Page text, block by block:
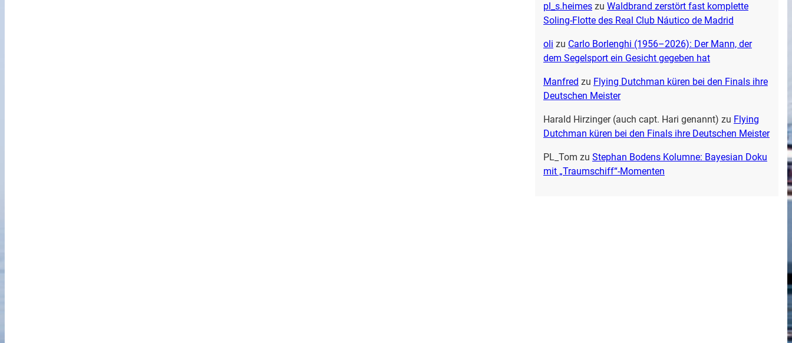
pl_s.heimeszu Waldbrand zerstört fast komplette
Soling-Flotte des Real Club Náutico de Madrid
oli zu Carlo Borlenghi (1956–2026): Der Mann, der
dem Segelsport ein Gesicht gegeben hat
Manfred zu Flying Dutchman küren bei den Finals ihre
Deutschen Meister
Harald Hirzinger (auch capt. Hari genannt) zu Flying
Dutchman küren bei den Finals ihre Deutschen Meister
PL_Tom zu Stephan Bodens Kolumne: Bayesian Doku
mit „Traumschiff“-Momenten